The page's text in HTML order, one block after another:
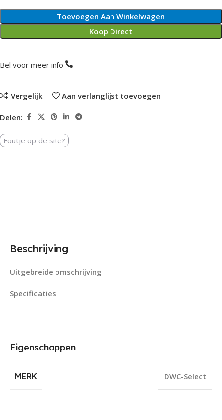
Toevoegen Aan Winkelwagen
Koop Direct
Bel voor meer info
Vergelijk Aan verlanglijst toevoegen
Delen:
Foutje op de site?
Beschrijving
Uitgebreide omschrijving
Specificaties
Eigenschappen
MERK DWC-Select